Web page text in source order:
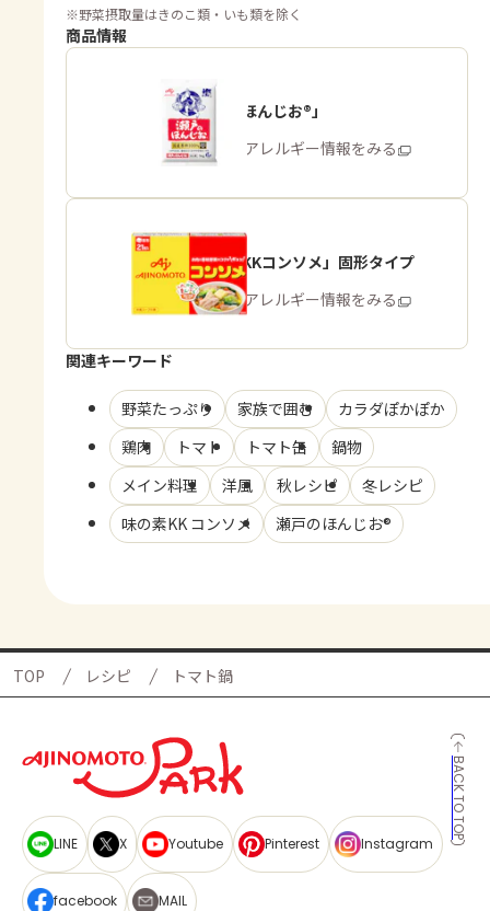
※野菜摂取量はきのこ類・いも類を除く
商品情報
「瀬戸のほんじお®」
商品・アレルギー情報をみる
「味の素KKコンソメ」固形タイプ
商品・アレルギー情報をみる
関連キーワード
野菜たっぷり 家族で囲む
カラダぽかぽか
鶏肉
トマト トマト缶
鍋物
メイン料理
洋風 秋レシピ
冬レシピ
味の素KK コンソメ
瀬戸のほんじお®
TOP レシピ トマト鍋
BACK TO TOP
LINE X Youtube Pinterest Instagram
facebook MAIL